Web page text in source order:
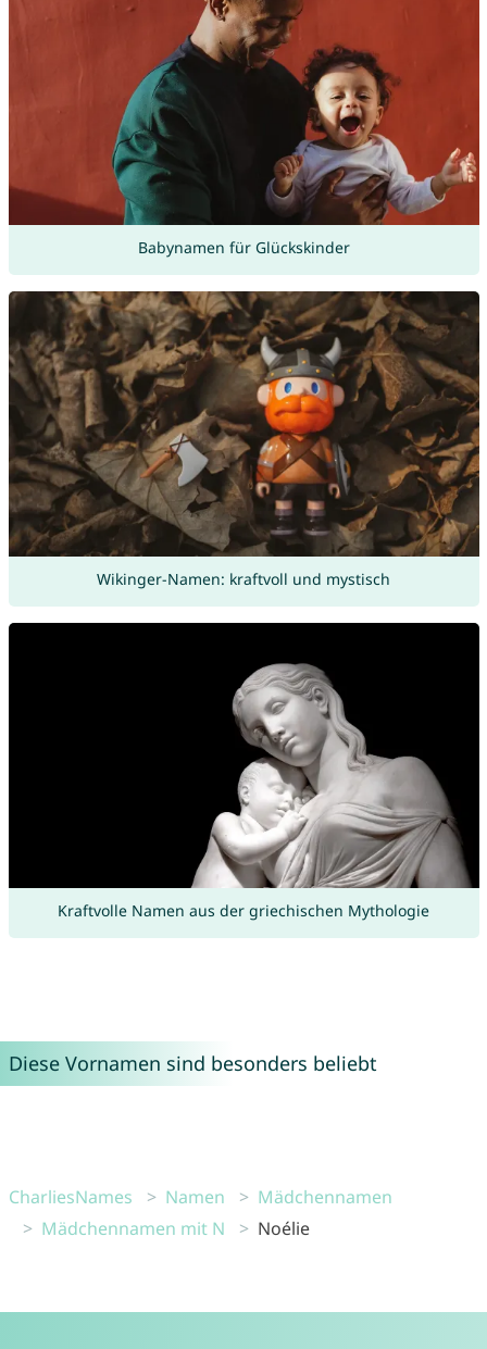
Babynamen für Glückskinder
Wikinger-Namen: kraftvoll und mystisch
Kraftvolle Namen aus der griechischen Mythologie
Diese Vornamen sind besonders beliebt
CharliesNames Namen
Mädchennamen
Mädchennamen mit N
Noélie